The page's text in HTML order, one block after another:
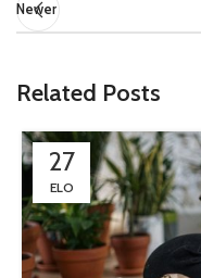
Newer
Related Posts
27
ELO